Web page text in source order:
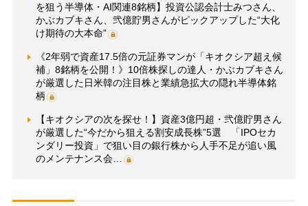
を狙う半導体・AI関連8銘柄】投資公認会計士みつさん、
かぶカブキさん、弐億貯男さんがピックアップした“大化
け期待の大本命”
《2年弱で資産17.5倍の元証券マンが「キオクシア超え候
補」8銘柄を公開！》10倍株探しの達人・かぶカブキさん
が厳選した日米韓の注目株と業績急拡大の隠れ半導体銘
柄
【キオクシアの次を探せ！】資産3億円超・弐億貯男さん
が厳選した“今だから狙える割安成長株”5選 「IPOセカ
ンダリー投資」で狙い目の銀行株から人手不足が追い風
のメンテナンス会…